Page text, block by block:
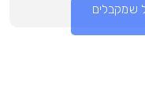
שמקבלים